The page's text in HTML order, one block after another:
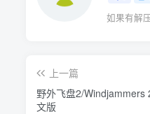
如果有解
上一篇
野外飞盘2/
文版